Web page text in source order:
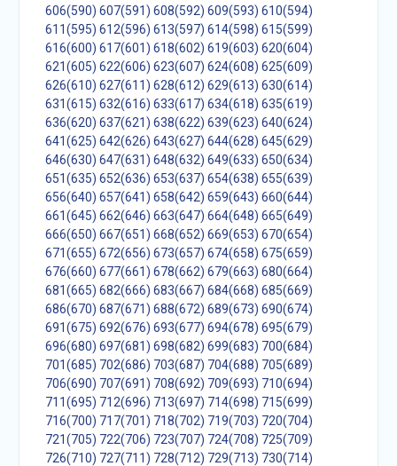
606(590) 607(591) 608(592) 609(593) 610(594)
611(595) 612(596) 613(597) 614(598) 615(599)
616(600) 617(601) 618(602) 619(603) 620(604)
621(605) 622(606) 623(607) 624(608) 625(609)
626(610) 627(611) 628(612) 629(613) 630(614)
631(615) 632(616) 633(617) 634(618) 635(619)
636(620) 637(621) 638(622) 639(623) 640(624)
641(625) 642(626) 643(627) 644(628) 645(629)
646(630) 647(631) 648(632) 649(633) 650(634)
651(635) 652(636) 653(637) 654(638) 655(639)
656(640) 657(641) 658(642) 659(643) 660(644)
661(645) 662(646) 663(647) 664(648) 665(649)
666(650) 667(651) 668(652) 669(653) 670(654)
671(655) 672(656) 673(657) 674(658) 675(659)
676(660) 677(661) 678(662) 679(663) 680(664)
681(665) 682(666) 683(667) 684(668) 685(669)
686(670) 687(671) 688(672) 689(673) 690(674)
691(675) 692(676) 693(677) 694(678) 695(679)
696(680) 697(681) 698(682) 699(683) 700(684)
701(685) 702(686) 703(687) 704(688) 705(689)
706(690) 707(691) 708(692) 709(693) 710(694)
711(695) 712(696) 713(697) 714(698) 715(699)
716(700) 717(701) 718(702) 719(703) 720(704)
721(705) 722(706) 723(707) 724(708) 725(709)
726(710) 727(711) 728(712) 729(713) 730(714)